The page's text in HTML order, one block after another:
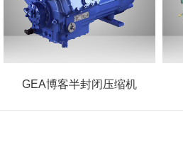
GEA博客半封闭压缩机